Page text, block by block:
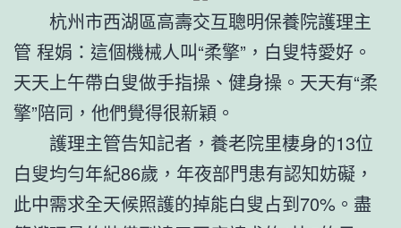
杭州市西湖區高壽交互聰明保養院護理主
管 程娟：這個機械人叫“柔擎”，白叟特愛好。
天天上午帶白叟做手指操、健身操。天天有“柔
擎”陪同，他們覺得很新穎。
護理主管告知記者，養老院里棲身的13位
白叟均勻年紀86歲，年夜部門患有認知妨礙，
此中需求全天候照護的掉能白叟占到70%。盡